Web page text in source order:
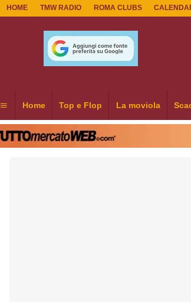
HOME TMW RADIO ROMA CLUBS
Home Top e Flop La moviola